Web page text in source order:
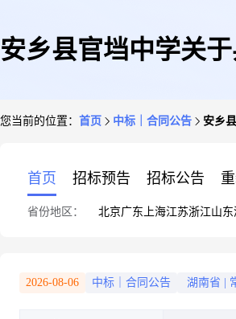
安乡县官垱中学关
您当前的位置： 首页 中标｜合同公告 安乡
首页 招标预告 招标公告
省份地区： 北京广东 上海江苏浙江山东
2026-08-06 中标｜合同公告 湖南省